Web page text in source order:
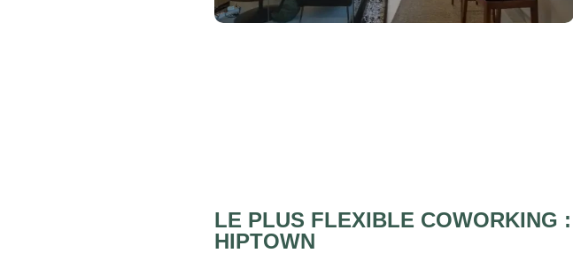
LE PLUS FLEXIBLE COWORKING :
HIPTOWN